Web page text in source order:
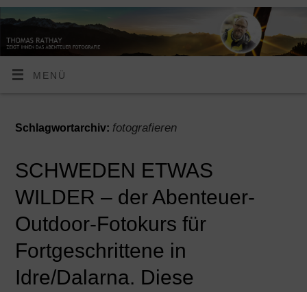
MENÜ
Schlagwortarchiv: fotografieren
SCHWEDEN ETWAS
WILDER – der Abenteuer-
Outdoor-Fotokurs für
Fortgeschrittene in
Idre/Dalarna. Diese